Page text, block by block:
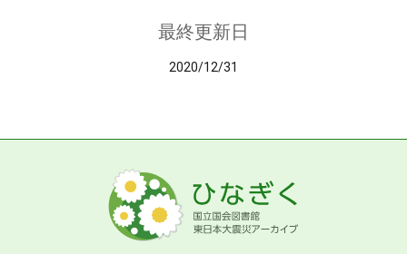
最終更新日
2020/12/31